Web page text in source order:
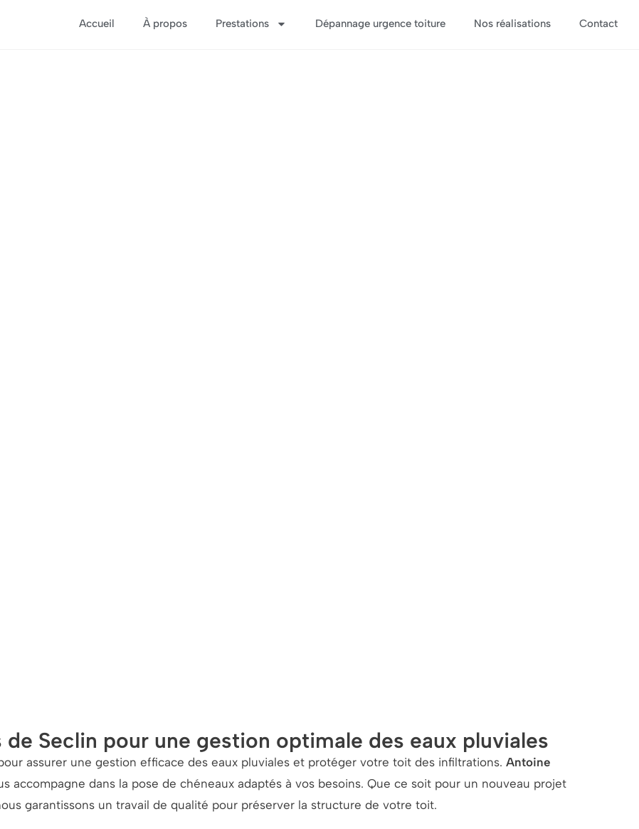
Accueil À propos Prestations Dépannage urgence toiture Nos réalisations Contact
de Seclin pour une gestion optimale des eaux pluviales
assurer une gestion efficace des eaux pluviales et protéger votre toit des infiltrations. Antoine
accompagne dans la pose de chéneaux adaptés à vos besoins. Que ce soit pour un nouveau projet
garantissons un travail de qualité pour préserver la structure de votre toit.